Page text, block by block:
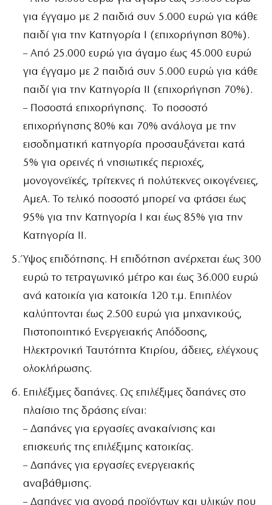
για έγγαμο με 2 παιδιά συν 5.000 ευρώ για κάθε
παιδί για την Κατηγορία Ι (επιχορήγηση 80%).
– Από 25.000 ευρώ για άγαμο έως 45.000 ευρώ
για έγγαμο με 2 παιδιά συν 5.000 ευρώ για κάθε
παιδί για την Κατηγορία ΙΙ (επιχορήγηση 70%).
– Ποσοστά επιχορήγησης. Το ποσοστό
επιχορήγησης 80% και 70% ανάλογα με την
εισοδηματική κατηγορία προσαυξάνεται κατά
5% για ορεινές ή νησιωτικές περιοχές,
μονογονεϊκές, τρίτεκνες ή πολύτεκνες οικογένειες,
ΑμεΑ. Το τελικό ποσοστό μπορεί να φτάσει έως
95% για την Κατηγορία Ι και έως 85% για την
Κατηγορία ΙΙ.
Ύψος επιδότησης. Η επιδότηση ανέρχεται έως 300
ευρώ το τετραγωνικό μέτρο και έως 36.000 ευρώ
ανά κατοικία για κατοικία 120 τ.μ. Επιπλέον
καλύπτονται έως 2.500 ευρώ για μηχανικούς,
Πιστοποιητικό Ενεργειακής Απόδοσης,
Ηλεκτρονική Ταυτότητα Κτιρίου, άδειες, ελέγχους
ολοκλήρωσης.
Επιλέξιμες δαπάνες. Ως επιλέξιμες δαπάνες στο
πλαίσιο της δράσης είναι:
– Δαπάνες για εργασίες ανακαίνισης και
επισκευής της επιλέξιμης κατοικίας.
– Δαπάνες για εργασίες ενεργειακής
αναβάθμισης.
– Δαπάνες για αγορά προϊόντων και υλικών που